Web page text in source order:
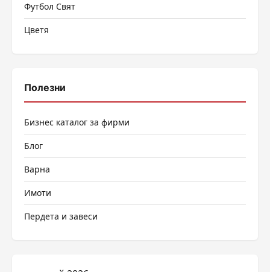
Футбол Свят
Цветя
Полезни
Бизнес каталог за фирми
Блог
Варна
Имоти
Пердета и завеси